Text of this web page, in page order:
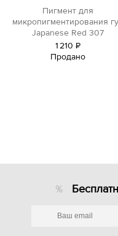
Пигмент для
микропигментирования
Japanese Red 307
1210 Р
уб.
Продано